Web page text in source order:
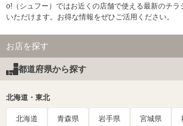
o!（シュフー）ではお近くの店舗で使える最新のチ
いただけます。お得な情報をぜひご活用ください。
お店を探す
都道府県から探す
北海道・東北
北海道 青森県 岩手県 宮城県